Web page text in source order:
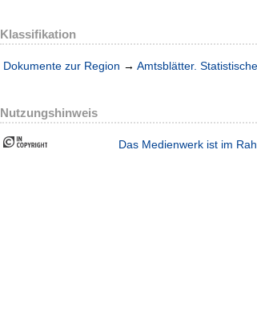
Klassifikation
Dokumente zur Region → Amtsblätter.
Nutzungshinweis
Das Medienwerk ist im